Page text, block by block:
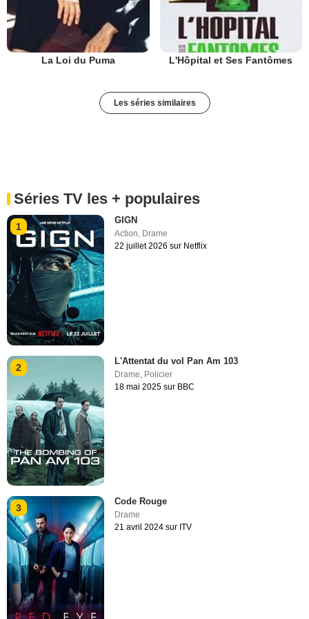
La Loi du Puma L'Hôpital et Ses Fantômes
Les séries similaires
Séries TV les + populaires
1
GIGN
Action, Drame
22 juillet 2026 sur Netflix
2
L'Attentat du vol Pan Am 103
Drame Policier
18 mai 2025 sur BBC
3
Code Rouge
Drame
21 avril 2024 sur ITV